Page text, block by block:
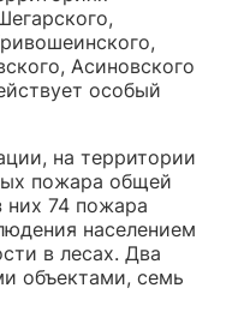
Асиновского
особый
на территории
пожара общей
них 74 пожара
населением
в лесах. Два
объектами, семь